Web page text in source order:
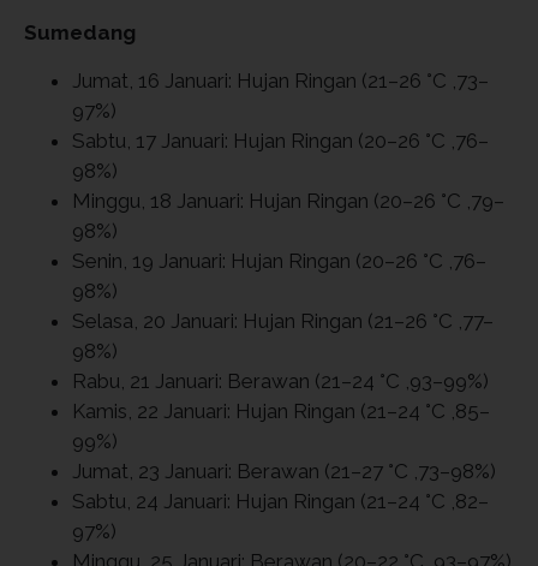
Sumedang
Jumat, 16 Januari: Hujan Ringan (21–26 °C ,73–
97%)
Sabtu, 17 Januari: Hujan Ringan (20–26 °C ,76–
98%)
Minggu, 18 Januari: Hujan Ringan (20–26 °C ,79–
98%)
Senin, 19 Januari: Hujan Ringan (20–26 °C ,76–
98%)
Selasa, 20 Januari: Hujan Ringan (21–26 °C ,77–
98%)
Rabu, 21 Januari: Berawan (21–24 °C ,93–99%)
Kamis, 22 Januari: Hujan Ringan (21–24 °C ,85–
99%)
Jumat, 23 Januari: Berawan (21–27 °C ,73–98%)
Sabtu, 24 Januari: Hujan Ringan (21–24 °C ,82–
97%)
Minggu, 25 Januari: Berawan (20–22 °C ,93–97%)